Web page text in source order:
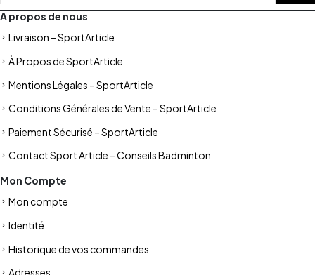
A propos de nous
Livraison – SportArticle
À Propos de SportArticle
Mentions Légales – SportArticle
Conditions Générales de Vente – SportArticle
Paiement Sécurisé – SportArticle
Contact Sport Article – Conseils Badminton
Mon Compte
Mon compte
Identité
Historique de vos commandes
Adresses